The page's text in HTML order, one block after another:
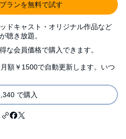
ランを無料で試す
ドキャスト・オリジナル作品など
聴き放題。
な会員価格で購入できます。
額￥1500で自動更新します。いつ
で購入